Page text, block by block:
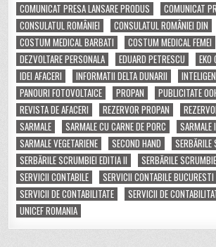
COMUNICAT PRESA LANSARE PRODUS
COMUNICAT
CONSULATUL ROMÂNIEI
CONSULATUL ROMÂNIEI DIN
COSTUM MEDICAL BARBATI
COSTUM MEDICAL FEMEI
DEZVOLTARE PERSONALA
EDUARD PETRESCU EKO
IDEI AFACERI
INFORMATII DELTA DUNARII
PANOURI FOTOVOLTAICE
PROPAN
PUBLICITATE
REVISTA DE AFACERI
REZERVOR PROPAN
SARMALE
SARMALE CU CARNE DE PORC
SARMALE
SARMALE VEGETARIENE
SECOND HAND
SERBĂRILE
SERBĂRILE SCRUMBIEI EDITIA II
SERBĂRILE
SERVICII CONTABILE
SERVICII CONTABILE BUCURESTI
SERVICII DE CONTABILITATE
SERVICII DE
UNICEF ROMANIA